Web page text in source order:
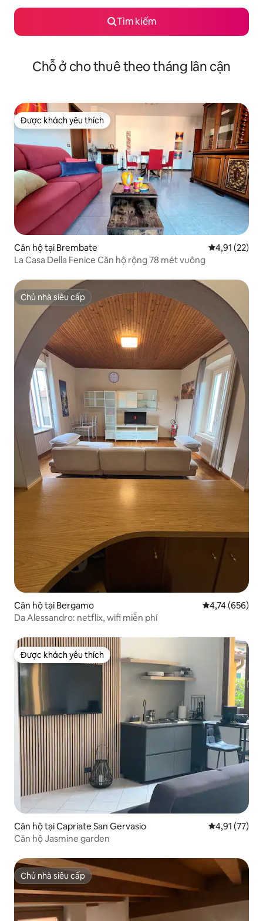
Tìm kiếm
Chỗ ở cho thuê theo tháng lân cận
Được khách yêu thích
Được khách yêu thích
Căn hộ tại Brembate Xếp hạng
4,91 (22)
La Casa Della Fenice Căn hộ rộng 78 mét vuông
Chủ nhà siêu cấp
Chủ nhà siêu cấp
Căn hộ tại Bergamo Xếp hạng
4,74 (656)
Da Alessandro: netflix, wifi miễn phí
Được khách yêu thích
Được khách yêu thích
Căn hộ tại Capriate San Gervasio Xếp hạng
4,91 (77)
Căn hộ Jasmine garden
Chủ nhà siêu cấp
Chủ nhà siêu cấp